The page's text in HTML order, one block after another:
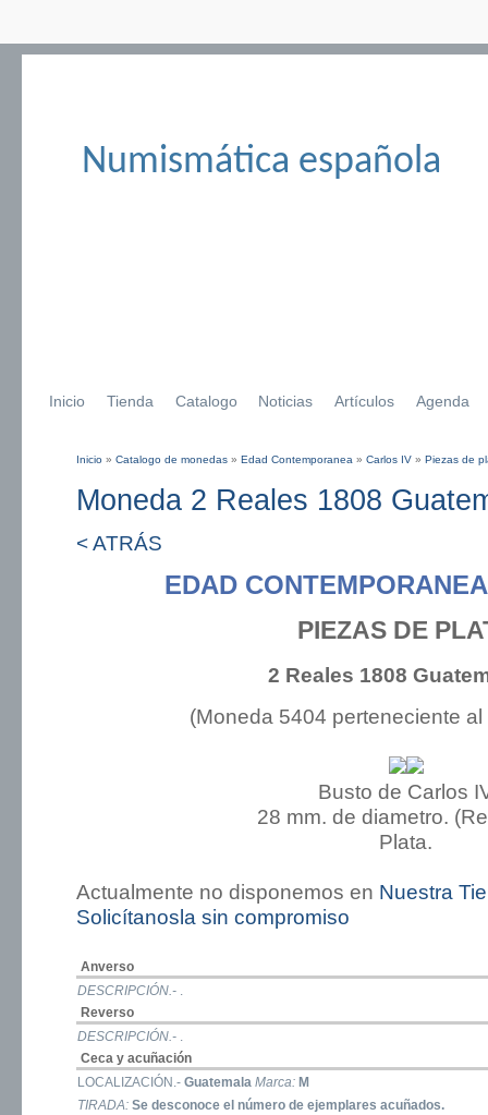
Numismática española
Inicio Tienda Catalogo Noticias Artículos Agenda
Inicio » Catalogo de monedas » Edad Contemporanea » Carlos IV » Piezas de
Moneda 2 Reales 1808
< ATRÁS
EDAD
PIEZAS DE
2 Reales 1808
(Moneda 5404 perteneciente al
Busto de Carlos
28 mm. de diametro.
Plata.
Actualmente no disponemos en Nuestra
Solicítanosla sin compromiso
Anverso
DESCRIPCIÓN.- .
Reverso
DESCRIPCIÓN.- .
Ceca y acuñación
LOCALIZACIÓN.- Guatemala Marca: M
TIRADA: Se desconoce el número de ejemplares acuñados.